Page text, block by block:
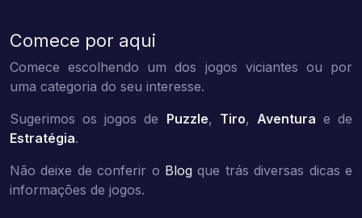
Comece por aqui
Comece escolhendo um dos jogos viciantes ou por
uma categoria do seu interesse.
Sugerimos os jogos de Puzzle, Tiro, Aventura e de
Estratégia.
Não deixe de conferir o Blog que trás diversas dicas e
informações de jogos.